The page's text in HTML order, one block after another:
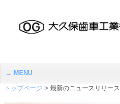
MENU
トップページ > 最新のニュースリリース